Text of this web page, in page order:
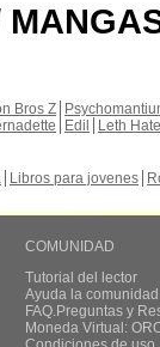
Bros Z
Edil
Leth Hate
Libros para jovenes
COMUNIDAD
Tutorial del lector
Ayuda la
FAQ.Preguntas y
Moneda Virtual: